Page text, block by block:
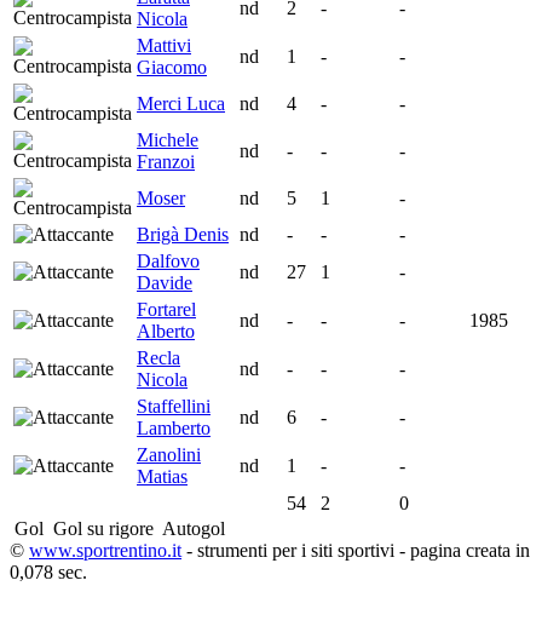
Nicola
nd 2 -
-
Mattivi
Giacomo
nd 1 - -
Merci Luca nd 4 -
-
Michele
Franzoi
nd - - -
Moser nd 5 1
-
Brigà Denis nd - -
-
Dalfovo
Davide
nd 27 1
-
Fortarel
Alberto
nd - - -
1985
Recla
Nicola
nd - -
-
Staffellini
Lamberto
nd 6 -
-
Zanolini
Matias
nd 1 -
-
54
2
0
Gol Gol su rigore Autogol
© www.sportrentino.it - strumenti per i siti sportivi - pagina creata in
0,078 sec.